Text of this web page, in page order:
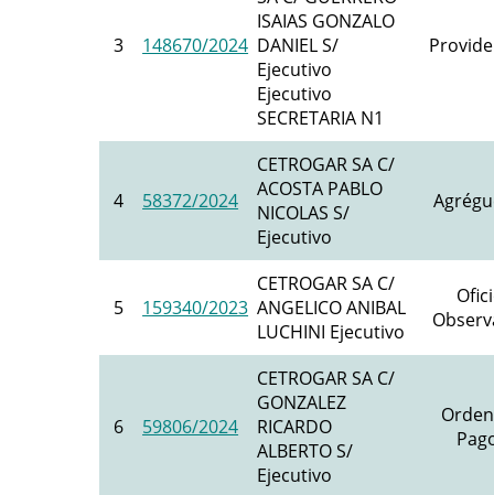
3 148670/2024
ISAIAS GONZALO
DANIEL S/
Ejecutivo
Ejecutivo
SECRETARIA N1
4 58372/2024
CETROGAR SA C/
ACOSTA PABLO
NICOLAS S/
Ejecutivo
5 159340/2023
CETROGAR SA C/
ANGELICO ANIBAL
LUCHINI Ejecutivo
6 59806/2024
CETROGAR SA C/
GONZALEZ
RICARDO
ALBERTO S/
Ejecutivo